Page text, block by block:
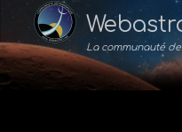
La communauté